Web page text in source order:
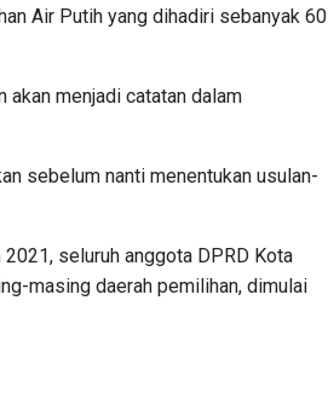
Air Putih yang dihadiri sebanyak 60
menjadi catatan dalam
sebelum nanti menentukan usulan-
seluruh anggota DPRD Kota
masing daerah pemilihan, dimulai